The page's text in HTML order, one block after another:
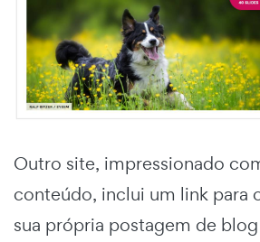
Outro site, impressionado
conteúdo, inclui um link para
sua própria postagem de